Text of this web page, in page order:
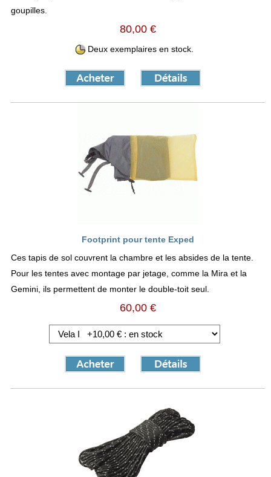
goupilles.
80,00 €
Deux exemplaires en stock.
Footprint pour tente Exped
Ces tapis de sol couvrent la chambre et les absides de la tente.
Pour les tentes avec montage par jetage, comme la Mira et la
Gemini, ils permettent de monter le double-toit seul.
60,00 €